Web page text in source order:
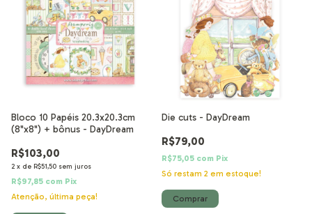
Bloco 10 Papéis 20.3x20.3cm
(8"x8") + bônus - DayDream
R$103,00
2 x de R$51,50 sem juros
R$97,85 com Pix
Atenção, última peça!
Die cuts - DayDream
R$79,00
R$75,05 com Pix
Só restam 2 em estoque!